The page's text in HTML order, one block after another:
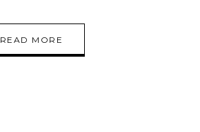
READ MORE